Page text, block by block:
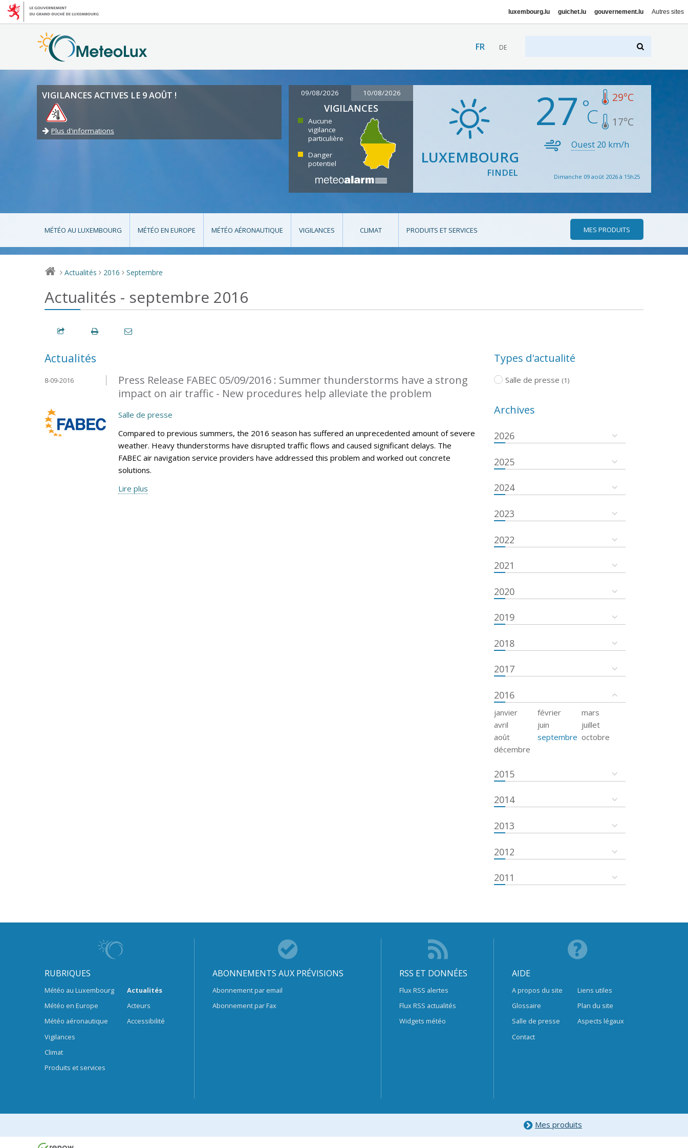
luxembourg.lu guichet.lu gouvernement.lu Autres sites
FR DE
VIGILANCES ACTIVES LE 9 AOÛT !
Plus d'informations
09/08/2026 10/08/2026
VIGILANCES
Aucune
vigilance
particulière
Danger
potentiel
LUXEMBOURG
FINDEL
27 29°C
17°C
Ouest 20 km/h
Dimanche 09 août 2026 à 15h25
MÉTÉO AU LUXEMBOURG MÉTÉO EN EUROPE MÉTÉO AÉRONAUTIQUE VIGILANCES CLIMAT PRODUITS ET SERVICES MES PRODUITS
> Actualités > 2016 > Septembre
Actualités - septembre 2016
Actualités
Press Release FABEC 05/09/2016 : Summer thunderstorms have a strong
impact on air traffic - New procedures help alleviate the problem
8-09-2016
Salle de presse
Compared to previous summers, the 2016 season has suffered an unprecedented amount of severe
weather. Heavy thunderstorms have disrupted traffic flows and caused significant delays. The
FABEC air navigation service providers have addressed this problem and worked out concrete
solutions.
Lire plus
Types d'actualité
Salle de presse (1)
Archives
2026
2025
2024
2023
2022
2021
2020
2019
2018
2017
2016
janvier février
mars
avril
juin
juillet
août
septembre octobre
décembre
2015
2014
2013
2012
2011
RUBRIQUES
Météo au Luxembourg
Météo en Europe
Météo aéronautique
Vigilances
Climat
Produits et services
Actualités
Acteurs
Accessibilité
ABONNEMENTS AUX PRÉVISIONS
Abonnement par email
Abonnement par Fax
RSS ET DONNÉES
Flux RSS alertes
Flux RSS actualités
Widgets météo
AIDE
A propos du site
Glossaire
Salle de presse
Contact
Liens utiles
Plan du site
Aspects légaux
Mes produits